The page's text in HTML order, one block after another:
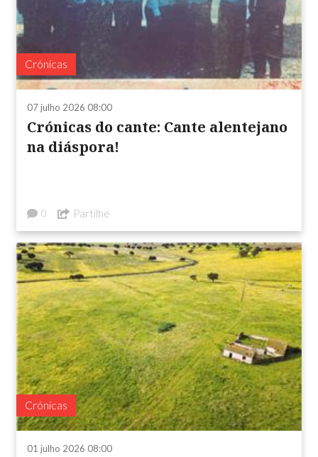
Crónicas
07 julho 2026 08:00
Crónicas do cante: Cante alentejano
na diáspora!
0 Partilhe
Crónicas
01 julho 2026 08:00